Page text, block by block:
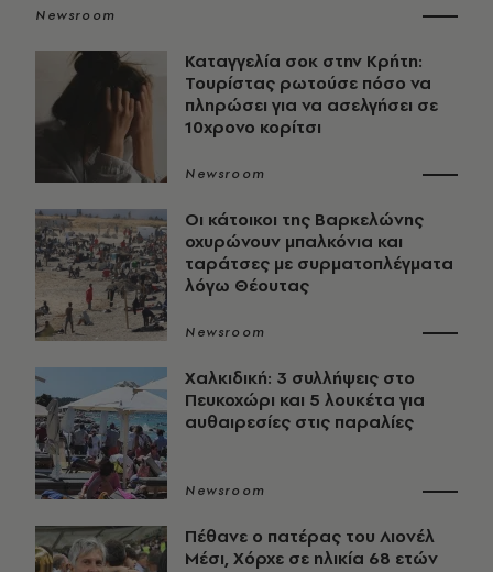
Newsroom
Καταγγελία σοκ στην Κρήτη:
Τουρίστας ρωτούσε πόσο να
πληρώσει για να ασελγήσει σε
10χρονο κορίτσι
Newsroom
Οι κάτοικοι της Βαρκελώνης
οχυρώνουν μπαλκόνια και
ταράτσες με συρματοπλέγματα
λόγω Θέουτας
Newsroom
Χαλκιδική: 3 συλλήψεις στο
Πευκοχώρι και 5 λουκέτα για
αυθαιρεσίες στις παραλίες
Newsroom
Πέθανε ο πατέρας του Λιονέλ
Μέσι, Χόρχε σε ηλικία 68 ετών